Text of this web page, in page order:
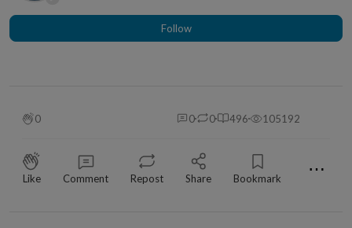
Follow
0 0 0 496 105192
Like Comment Repost Share Bookmark ⋯